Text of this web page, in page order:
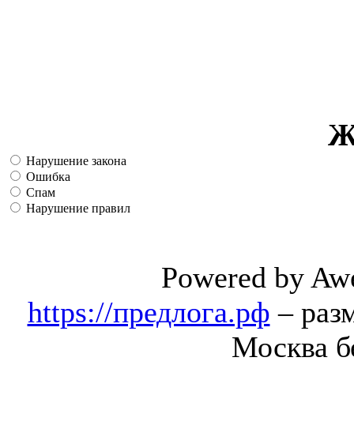
Нарушение закона
Ошибка
Спам
Нарушение правил
Powered by
https://предлога.рф –
Москва